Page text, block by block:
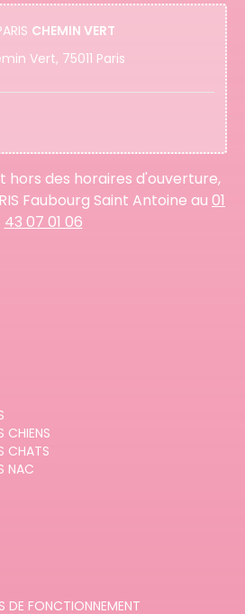
CHEMIN VERT
Vert, 75011 Paris
hors des horaires d'ouverture,
Faubourg Saint Antoine au 01
43 07 01 06
CHIENS
CHATS
NAC
DE FONCTIONNEMENT